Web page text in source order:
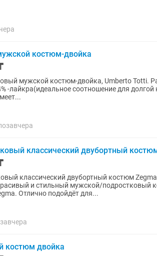
костюм-двойка
мужской костюм-двойка, Umberto Totti. Размер 50. Состав: 76%-
соотношение для долгой носки). Цвет: (темно-
классический двубортный
классический двубортный костюм
и стильный мужской/подростковый
Отлично подойдёт для...
костюм двойка